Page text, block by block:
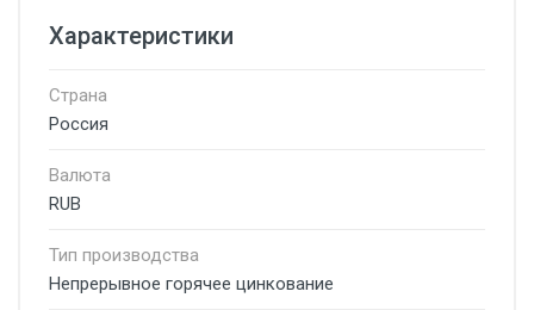
Характеристики
Страна
Россия
Валюта
RUB
Тип производства
Непрерывное горячее цинкование